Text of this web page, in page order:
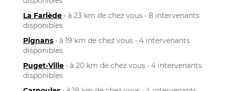
La Farlède • à 23 km de chez vous • 8 intervenants
disponibles
Pignans • à 19 km de chez vous • 4 intervenants
disponibles
Puget-Ville • à 20 km de chez vous • 4 intervenants
disponibles